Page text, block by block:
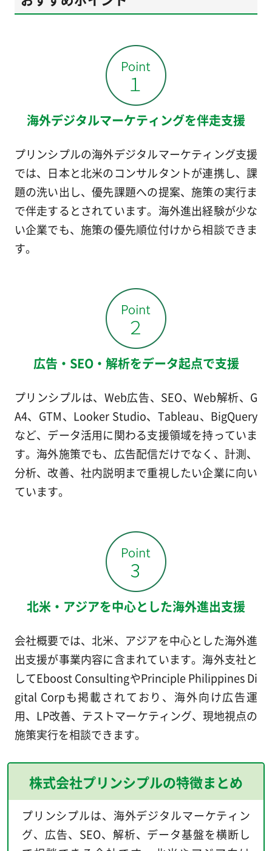
海外デジタルマーケティングを伴走支援
プリンシプルの海外デジタルマーケティング支援
では、日本と北米のコンサルタントが連携し、課
題の洗い出し、優先課題への提案、施策の実行ま
で伴走するとされています。海外進出経験が少な
い企業でも、施策の優先順位付けから相談できま
す。
広告・SEO・解析をデータ起点で支援
プリンシプルは、Web広告、SEO、Web解析、G
A4、GTM、Looker Studio、Tableau、BigQuery
など、データ活用に関わる支援領域を持っていま
す。海外施策でも、広告配信だけでなく、計測、
分析、改善、社内説明まで重視したい企業に向い
ています。
北米・アジアを中心とした海外進出支援
会社概要では、北米、アジアを中心とした海外進
出支援が事業内容に含まれています。海外支社と
してEboost ConsultingやPrinciple Philippines Di
gital Corpも掲載されており、海外向け広告運
用、LP改善、テストマーケティング、現地視点の
施策実行を相談できます。
株式会社プリンシプルの特徴まとめ
プリンシプルは、海外デジタルマーケティン
グ、広告、SEO、解析、データ基盤を横断し